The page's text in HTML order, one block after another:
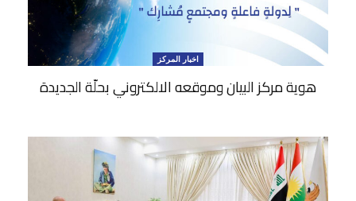
اخبار المركز
هوية مركز البيان وموقعه الالكتروني بحلّة الجديدة